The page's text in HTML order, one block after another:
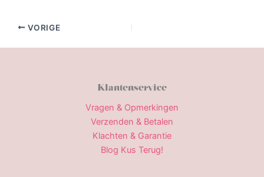
VORIGE
Klantenservice
Vragen & Opmerkingen
Verzenden & Betalen
Klachten & Garantie
Blog Kus Terug!